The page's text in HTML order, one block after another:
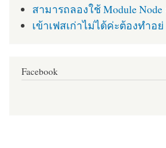
สามารถลองใช้ Module Node
เข้าเฟสเก่าไม่ได้ค่ะต้องทำอย่
Facebook